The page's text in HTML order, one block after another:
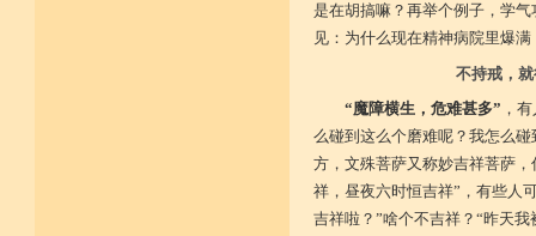
是在胡搞嘛？再举个例子，学
见：为什么现在精神病院里爆
不持戒，
“魔障横生，危难甚多” ，
么碰到这么个磨难呢？我怎么
方，文殊菩萨又称妙吉祥菩萨
祥，昼夜六时恒吉祥”，有些人
吉祥啦？”啥个不吉祥？“昨天